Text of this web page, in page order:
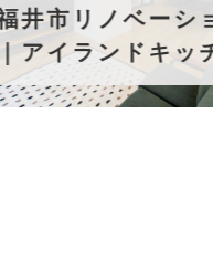
ノベーション｜家
ンドキッチン